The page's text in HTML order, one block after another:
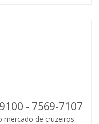
- 7569-7107
mercado de cruzeiros